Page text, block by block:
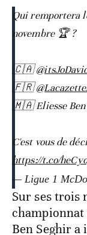
Qui remportera
novembre 🏆 ?
🇨🇦
🇫🇷
🇲🇦 Eliesse Ben
C'est vous de
https://t.co/
— Ligue 1
Sur ses trois
championnat
Ben Seghir